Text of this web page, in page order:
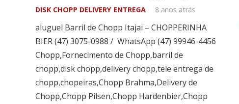
DISK CHOPP DELIVERY ENTREGA 8 anos atrás
aluguel Barril de Chopp Itajai – CHOPPERINHA
BIER (47) 3075-0988 / WhatsApp (47) 99946-4456
Chopp,Fornecimento de Chopp,barril de
chopp,disk chopp,delivery chopp,tele entrega de
chopp,chopeiras,Chopp Brahma,Delivery de
Chopp,Chopp Pilsen,Chopp Hardenbier,Chopp